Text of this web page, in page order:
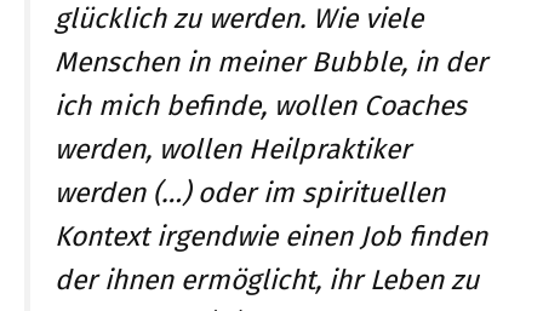
glücklich zu werden. Wie viele
Menschen in meiner Bubble, in der
ich mich befinde, wollen Coaches
werden, wollen Heilpraktiker
werden (…) oder im spirituellen
Kontext irgendwie einen Job finden
der ihnen ermöglicht, ihr Leben zu